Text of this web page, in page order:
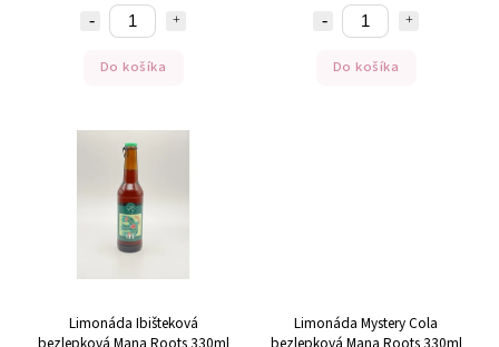
Do košíka Do košíka
Limonáda Ibišteková
Limonáda Mystery Cola